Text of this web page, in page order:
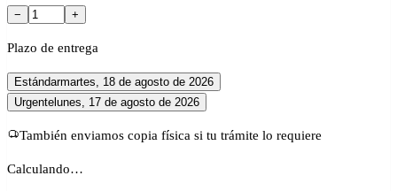
− +
Plazo de entrega
Estándarmartes, 18 de agosto de 2026
Urgentelunes, 17 de agosto de 2026
También enviamos copia física si tu trámite lo requiere
Calculando…